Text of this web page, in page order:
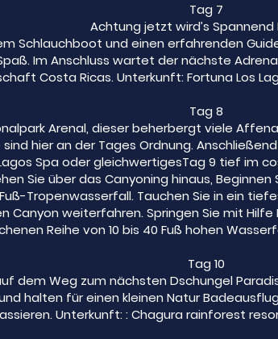
Tag 7
Achtung jetzt wird’s
Schlauchboot und einen erfahrenden
Im Anschluss wartet der nächste
Costa Ricas. Unterkunft: Fortuna Los
Tag 8
Arenal, dieser beherbergt viele
sind hier an der Tages Ordnung.
Spa oder gleichwertigesTag 9 tief im
Sie über das Canyoning hinaus,
Tropenwasserfall. Tauchen Sie in ein
Canyon weiterfahren. Springen Sie mit
Reihe von 10 bis 40 Fuß hohen
Tag 10
dem Weg zum nächsten Dschungel
halten für einen kleinen Natur
Unterkunft: : Chagura rainforest